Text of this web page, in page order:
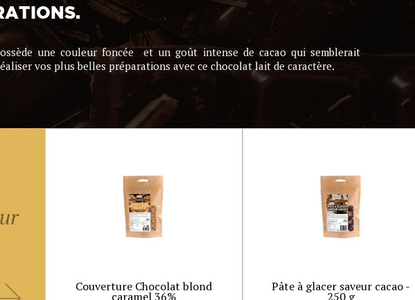
une couleur foncée et un goût intense de cacao qui semblerait
vos plus belles préparations avec ce chocolat lait de caractère.
Couverture Chocolat blond
caramel 36%
Pâte à glacer saveur cacao -
250 g